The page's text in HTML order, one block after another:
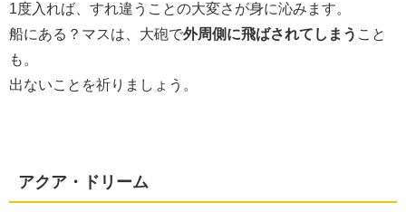
1度入れば、すれ違うことの大変さが身に沁みます。
船にある？マスは、大砲で外周側に飛ばされてしまう こと
も。
出ないことを祈りましょう。
アクア・ドリーム